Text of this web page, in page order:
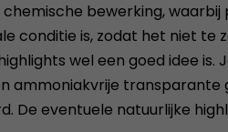
bewerking,
conditie is, zodat het niet te
wel een goed idee
ammoniakvrije
eventuele natuurlijke